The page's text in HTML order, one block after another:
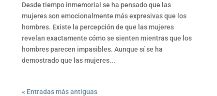
Desde tiempo inmemorial se ha pensado que las
mujeres son emocionalmente más expresivas que los
hombres. Existe la percepción de que las mujeres
revelan exactamente cómo se sienten mientras que los
hombres parecen impasibles. Aunque sí se ha
demostrado que las mujeres...
« Entradas más antiguas